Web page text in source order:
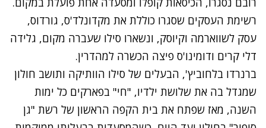
רשימת העסקים שסגרו כוללת את מקדונלד'ס, גורדוס,
עסק לשווארמה וקיוסק, ונשארו סילו שעברה מקום, גלידה
דלי קרים ודומינו'ס פיצה הכשרה למהדרין.
ברנרדו בלחוביץ', הבעלים של סילו הוותיקה ותושב חולון
שמגדל בה את שלושת ילדיו, "חי" בפארקים כל ימות
השנה, מאז שפתח את בית הקפה הראשון של רשת "גן